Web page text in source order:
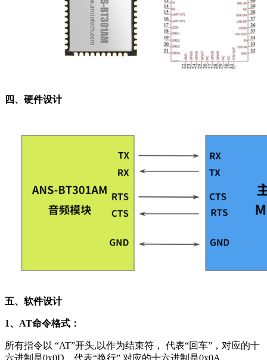
四、硬件设计
五、软件设计
1、AT命令格式：
所有指令以 “AT”开头,以作为结束符， 代表“回车”，对应的十
六进制是0x0D，代表“换行”,对应的十六进制是0x0A